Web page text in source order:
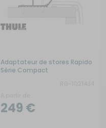
Adaptateur de stores Rapido
Série Compact
249 €